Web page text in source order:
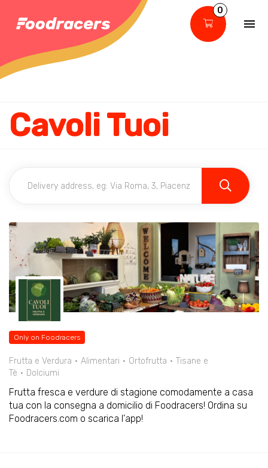
0
Cavoli Tuoi
Only on Foodracers
Frutta e Verdura Alimentari Ortofrutta
Tisane e
Tè
Dolciumi
Frutta fresca e verdure di stagione comodamente a casa
tua con la consegna a domicilio di Foodracers! Ordina su
Foodracers.com o scarica l'app!